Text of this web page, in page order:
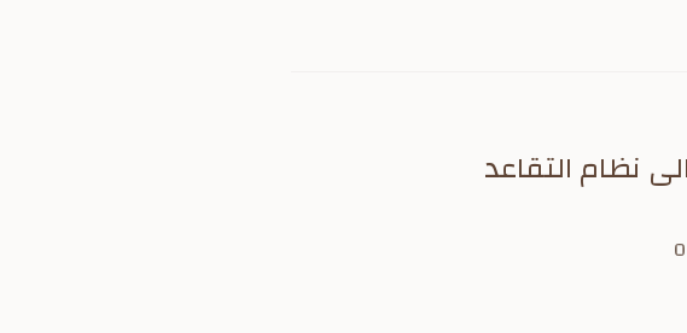
نظام التقاعد